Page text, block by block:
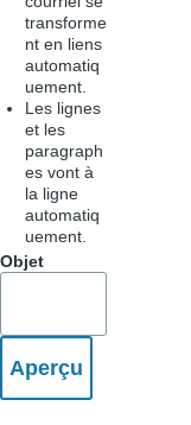
transforme
nt en liens
automatiq
uement.
Les lignes
et les
paragraph
es vont à
la ligne
automatiq
uement.
Objet